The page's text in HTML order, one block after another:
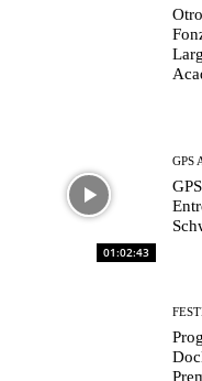
01:02:43
GPS